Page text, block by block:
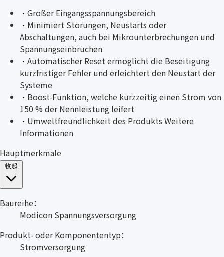
· Großer Eingangsspannungsbereich
· Minimiert Störungen, Neustarts oder
Abschaltungen, auch bei Mikrounterbrechungen und
Spannungseinbrüchen
· Automatischer Reset ermöglicht die Beseitigung
kurzfristiger Fehler und erleichtert den Neustart der
Systeme
· Boost-Funktion, welche kurzzeitig einen Strom von
150 % der Nennleistung leifert
· Umweltfreundlichkeit des Produkts Weitere
Informationen
Hauptmerkmale
Baureihe：
Modicon Spannungsversorgung
Produkt- oder Komponententyp：
Stromversorgung